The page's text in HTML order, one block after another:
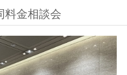
料金相談会